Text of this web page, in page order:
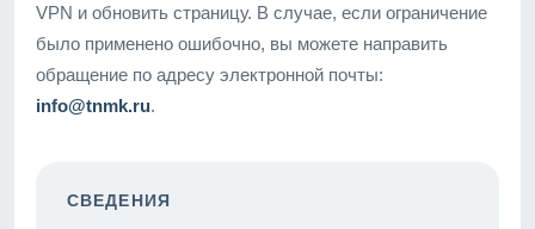
VPN и обновить страницу. В случае, если ограничение
было применено ошибочно, вы можете направить
обращение по адресу электронной почты:
info@tnmk.ru.
СВЕДЕНИЯ